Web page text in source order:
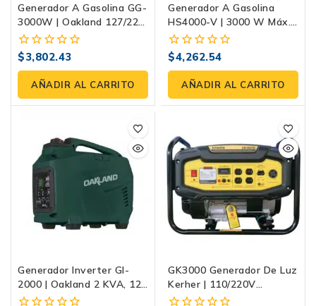
Generador A Gasolina GG-
3000W | Oakland 127/220
V, Motor 4T, Tanque 10 L
0
fuera
5
$3,802.43
AÑADIR AL CARRITO
Generador A Gasolina
HS4000-V | 3000 W Máx.,
110/220 V Bifásico, 7 HP Y
Tanque De 15 L
0
fuera
5
$4,262.54
AÑADIR AL CARRITO
Generador Inverter GI-
2000 | Oakland 2 KVA, 127
V–60 Hz, 105 Cc, Portátil
GK3000 Generador De Luz
Kerher | 110/220V
Monofásico A Gasolina